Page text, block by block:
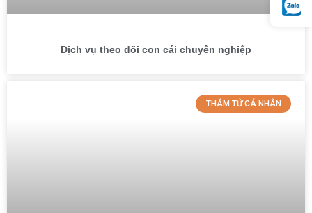
Dịch vụ theo dõi con cái chuyên nghiệp
THÁM TỬ CÁ NHÂN